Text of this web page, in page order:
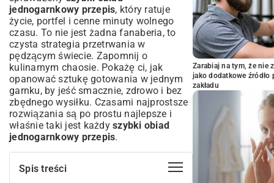
jednogarnkowy przepis, który ratuje
życie, portfel i cenne minuty wolnego
czasu. To nie jest żadna fanaberia, to
czysta strategia przetrwania w
pędzącym świecie. Zapomnij o
kulinarnym chaosie. Pokażę ci, jak
opanować sztukę gotowania w jednym
garnku, by jeść smacznie, zdrowo i bez
zbędnego wysiłku. Czasami najprostsze
rozwiązania są po prostu najlepsze i
właśnie taki jest każdy szybki obiad
jednogarnkowy przepis.
Spis treści
Zarabiaj na tym, że nie
jako dodatkowe
zakładu